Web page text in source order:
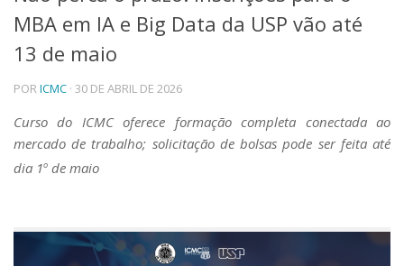
Telefones e Mapas
Pessoas
Ensino
Graduação
Educação a distância
Cursos de Extensão
Pesquisa e Inovação
Pós-doutorado
Iniciação Científica
MBA em IA e Big Data da USP vão até
13 de maio
PORICMC · 30 DE ABRIL DE 2026
Curso do ICMC oferece formação completa conectada ao
mercado de trabalho; solicitação de bolsas pode ser feita até
dia 1o de maio